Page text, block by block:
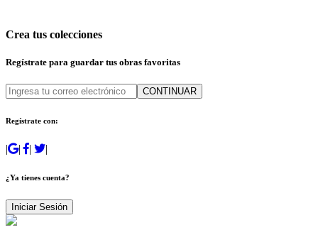
Crea tus colecciones
Regístrate para guardar tus obras favoritas
CONTINUAR
Regístrate con:
| | | |
¿Ya tienes cuenta?
Iniciar Sesión